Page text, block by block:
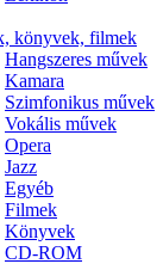
könyvek, filmek
Hangszeres művek
Kamara
Szimfonikus művek
Vokális művek
Opera
Jazz
Egyéb
Filmek
Könyvek
CD-ROM